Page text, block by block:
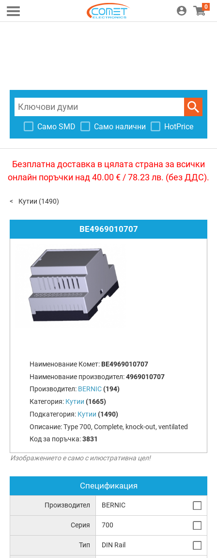
0
Само SMD Само налични HotPrice
Безплатна доставка в цялата страна за всички
онлайн поръчки над 40.00 € / 78.23 лв. (без ДДС).
Кутии (1490)
BE4969010707
Наименование Комет: BE4969010707
Наименование производител:4969010707
Производител: BERNIC (194)
Категория: Кутии (1665)
Подкатегория: Кутии (1490)
Описание:Type 700, Complete, knock-out, ventilated
Код за поръчка:3831
Изображението е само с илюстративна цел!
Спецификация
Производител BERNIC
Серия 700
Тип DIN Rail